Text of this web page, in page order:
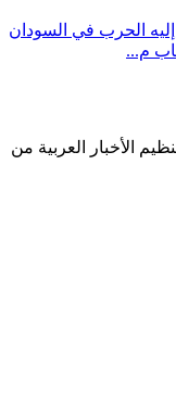
إليه الحرب في السودان
م...
الأخبار العربية من